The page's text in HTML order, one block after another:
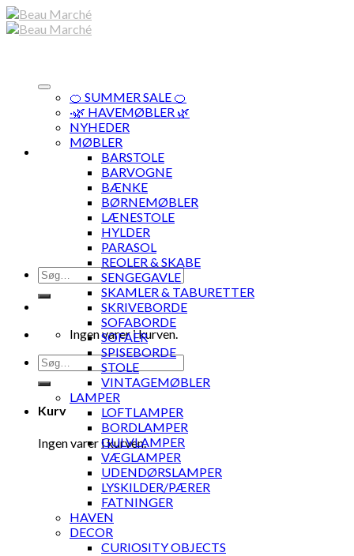
Skip
to
Søg
efter:
Ingen varer i kurven.
Søg
efter:
Kurv
Ingen varer i kurven.
🍊 SUMMER SALE 🍊
·🌿 HAVEMØBLER 🌿
NYHEDER
MØBLER
BARSTOLE
BARVOGNE
BÆNKE
BØRNEMØBLER
LÆNESTOLE
HYLDER
PARASOL
REOLER & SKABE
SENGEGAVLE
SKAMLER & TABURETTER
SKRIVEBORDE
SOFABORDE
SOFAER
SPISEBORDE
STOLE
VINTAGEMØBLER
LAMPER
LOFTLAMPER
BORDLAMPER
GULVLAMPER
VÆGLAMPER
UDENDØRSLAMPER
LYSKILDER/PÆRER
FATNINGER
HAVEN
DECOR
CURIOSITY OBJECTS